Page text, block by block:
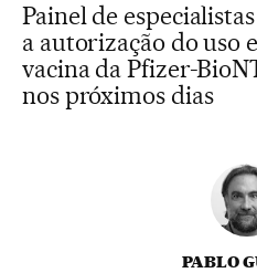
Painel de
a autorização do uso
vacina da Pfizer-
nos próximos dias
PABLO